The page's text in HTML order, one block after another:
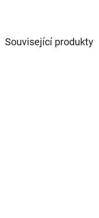
Související produkty